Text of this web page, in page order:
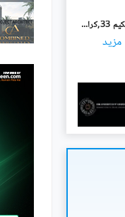
پاکستان مرچنٹ نیوی سوسائٹی سکیم 33 - سیکٹر 15-A,سکیم 33,کراچی میں 16 مرلہ Studio مکان 13.5 کروڑ میں برائے فروخت۔
مزید